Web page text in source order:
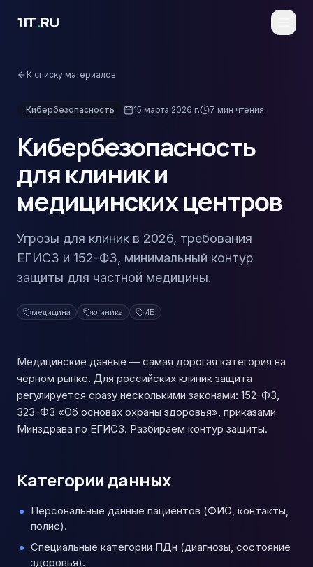
1IT.RU
К списку материалов
Кибербезопасность 15 марта 2026 г. 7 мин чтения
Кибербезопасность
для клиник и
медицинских центров
Угрозы для клиник в 2026, требования
ЕГИСЗ и 152-ФЗ, минимальный контур
защиты для частной медицины.
медицина клиника ИБ
Медицинские данные — самая дорогая категория на
чёрном рынке. Для российских клиник защита
регулируется сразу несколькими законами: 152-ФЗ,
323-ФЗ «Об основах охраны здоровья», приказами
Минздрава по ЕГИСЗ. Разбираем контур защиты.
Категории данных
Персональные данные пациентов (ФИО, контакты,
полис).
Специальные категории ПДн (диагнозы, состояние
здоровья).